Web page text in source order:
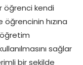
öğrenci kendi
hızına
öğretim
sağlar
bir şekilde